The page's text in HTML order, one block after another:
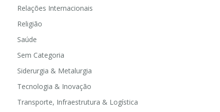
Relações Internacionais
Religião
Saúde
Sem Categoria
Siderurgia & Metalurgia
Tecnologia & Inovação
Transporte, Infraestrutura & Logística